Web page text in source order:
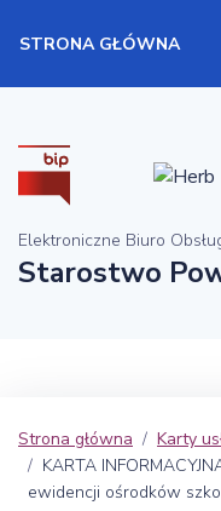
STRONA GŁÓWNA
Elektroniczne Biuro
Starostwo
Strona główna
Karty
KARTA
ewidencji ośrodków